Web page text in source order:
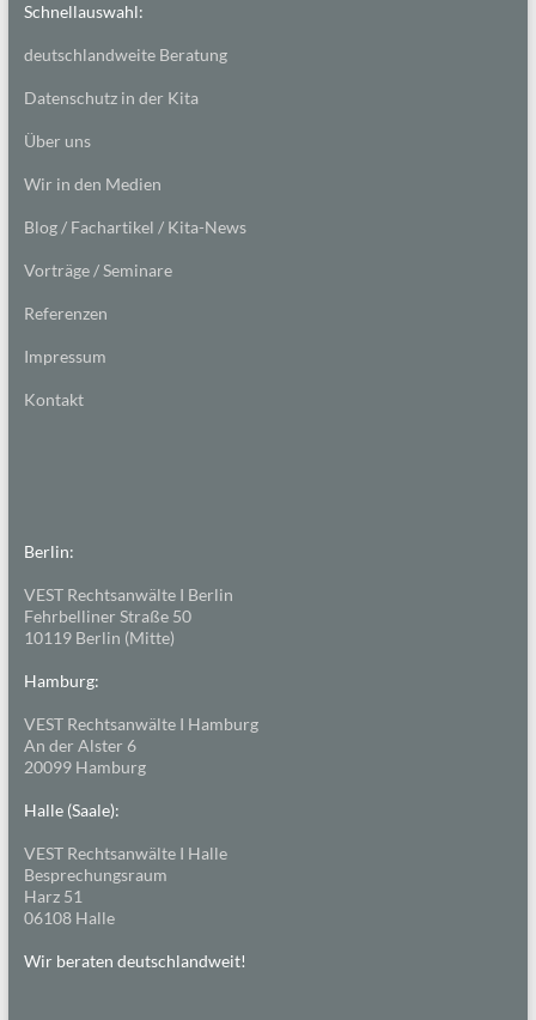
Schnellauswahl:
deutschlandweite Beratung
Datenschutz in der Kita
Über uns
Wir in den Medien
Blog / Fachartikel / Kita-News
Vorträge / Seminare
Referenzen
Impressum
Kontakt
Berlin:
VEST Rechtsanwälte I Berlin
Fehrbelliner Straße 50
10119 Berlin (Mitte)
Hamburg:
VEST Rechtsanwälte I Hamburg
An der Alster 6
20099 Hamburg
Halle (Saale):
VEST Rechtsanwälte I Halle
Besprechungsraum
Harz 51
06108 Halle
Wir beraten deutschlandweit!